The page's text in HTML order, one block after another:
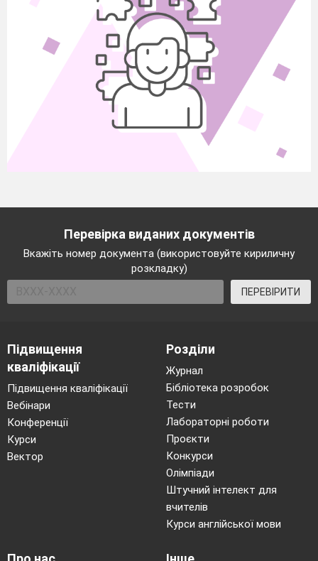
Перевірка виданих документів
Вкажіть номер документа (використовуйте кириличну
розкладку)
ПЕРЕВІРИТИ
Підвищення
кваліфікації
Підвищення кваліфікації
Вебінари
Конференції
Курси
Вектор
Розділи
Журнал
Бібліотека розробок
Тести
Лабораторні роботи
Проєкти
Конкурси
Олімпіади
Штучний інтелект для
вчителів
Курси англійської мови